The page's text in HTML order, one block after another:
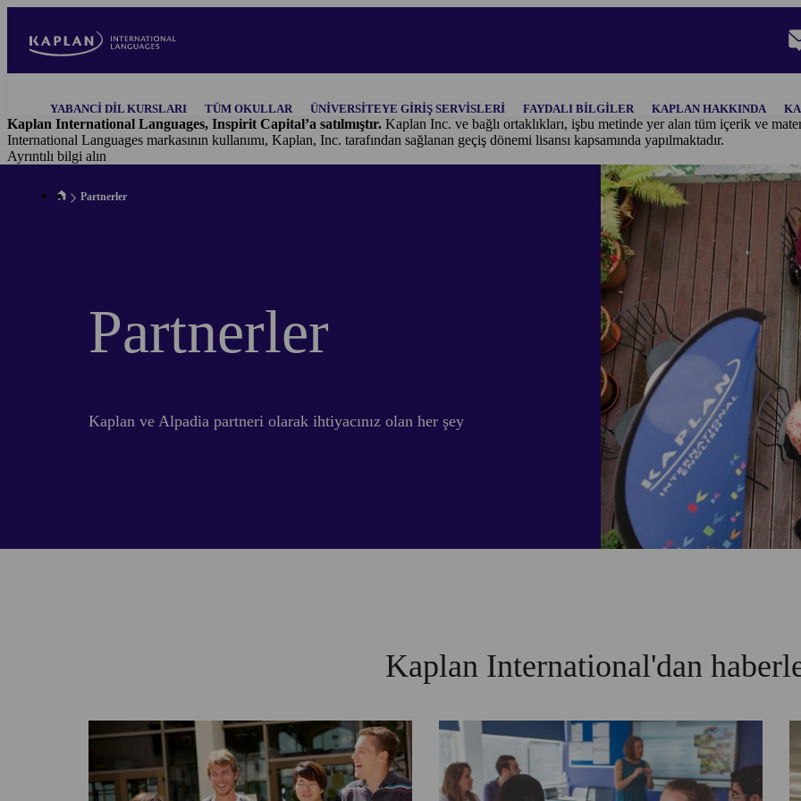
main
navigationYABANCI DIL KURSLARI TÜM OKULLAR ÜNIVERSITEYE GIRIŞ SERVISLERI FAYDALI BILGILER KAPLAN HAKKINDA
Kaplan International Languages, Inspirit Capital’a satılmıştır. Kaplan Inc. ve bağlı ortaklıkları, işbu metinde yer alan tüm içerik ve
International Languages markasının kullanımı, Kaplan, Inc. tarafından sağlanan geçiş dönemi lisansı kapsamında yapılmaktadır.
Ayrıntılı bilgi alın
Partnerler
Partnerler
Kaplan ve Alpadia partneri olarak ihtiyacınız olan her şey
Kaplan International'dan